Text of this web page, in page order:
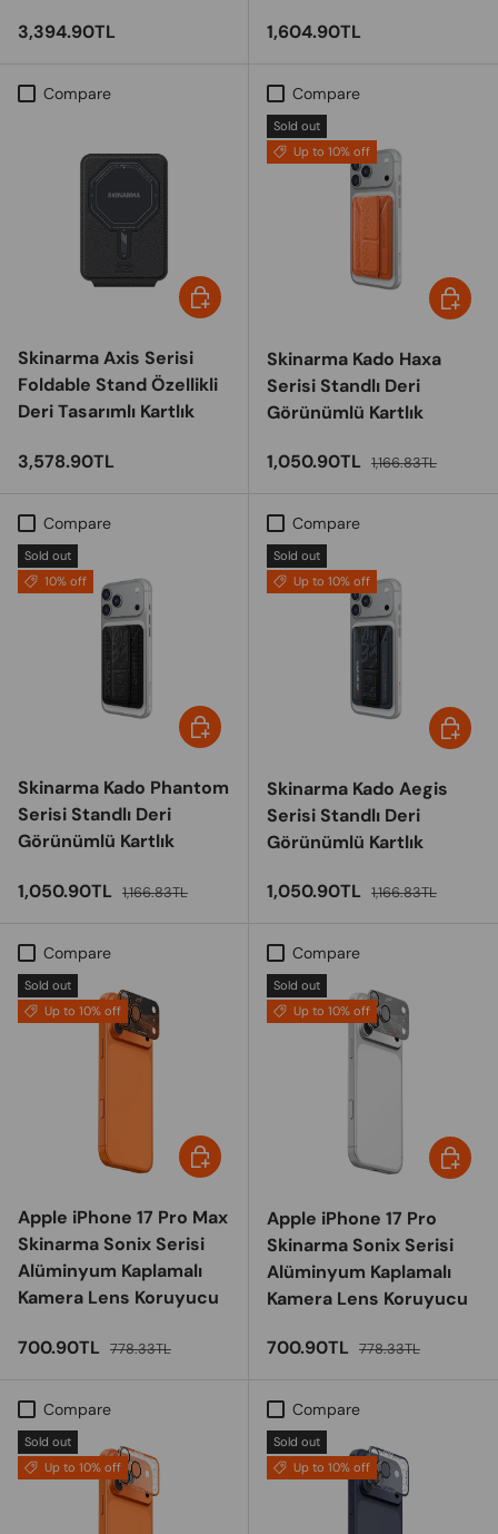
Regular price
3,394.90TL Regular price
1,604.90TL
Compare
Skinarma Axis Serisi
Foldable Stand Özellikli
Deri Tasarımlı Kartlık
Regular price
3,578.90TL
Choose options
Compare
Sold out
Up to 10% off
Skinarma Kado Haxa
Serisi Standlı Deri
Görünümlü Kartlık
Sale price
1,050.90TL Regular price
1,166.83TL
Compare
Sold out
10% off
Skinarma Kado Phantom
Serisi Standlı Deri
Görünümlü Kartlık
Sale price
1,050.90TL Regular price
1,166.83TL
Choose options
Compare
Sold out
Up to 10% off
Skinarma Kado Aegis
Serisi Standlı Deri
Görünümlü Kartlık
Sale price
1,050.90TL Regular price
1,166.83TL
Compare
Sold out
Up to 10% off
Apple iPhone 17 Pro Max
Skinarma Sonix Serisi
Alüminyum Kaplamalı
Kamera Lens Koruyucu
Sale price
700.90TL Regular price
778.33TL
Choose options
Compare
Sold out
Up to 10% off
Apple iPhone 17 Pro
Skinarma Sonix Serisi
Alüminyum Kaplamalı
Kamera Lens Koruyucu
Sale price
700.90TL Regular price
778.33TL
Compare
Sold out
Up to 10% off
Compare
Sold out
Up to 10% off